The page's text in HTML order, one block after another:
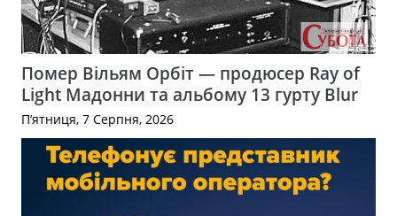
Помер Вільям Орбіт — продюсер Ray of
Light Мадонни та альбому 13 гурту Blur
П’ятниця, 7 Серпня, 2026